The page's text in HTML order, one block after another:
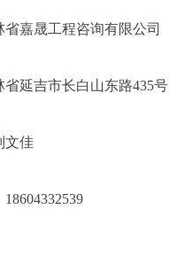
嘉晟工程咨询有限公司
延吉市长白山东路435号
佳